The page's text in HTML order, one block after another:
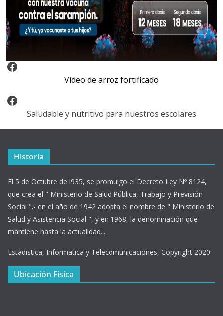
Video Arroz Fortificado
Video de arroz fortificado
Facebook
Saludable y nutritivo para nuestros escolares
Historia
El 5 de Octubre de l935, se promulgo el Decreto Ley Nº 8124,
que crea el " Ministerio de Salud Pública, Trabajo y Previsión
Social ".- en el año de 1942 adopta el nombre de " Ministerio de
Salud y Asistencia Social ", y en 1968, la denominación que
mantiene hasta la actualidad...
Estadistica, Informatica y Telecomunicaciones, Copyright 2020
Ubicación Fisica